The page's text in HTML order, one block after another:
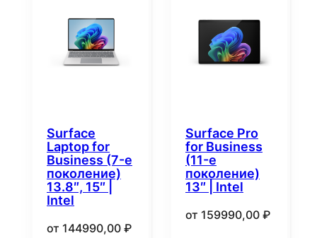
Surface
Laptop for
Business (7-е
поколение)
13.8″, 15″ |
Intel
от 144990,00 ₽
Surface Pro
for Business
(11-е
поколение)
13″ | Intel
от 159990,00 ₽